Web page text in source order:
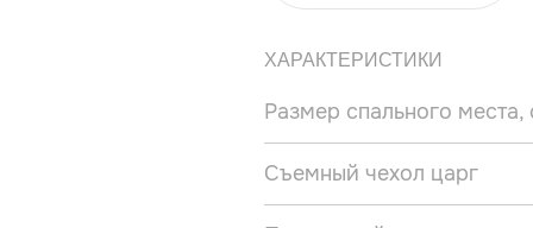
ХАРАКТЕРИСТИКИ
Размер спального места,
Съемный чехол царг